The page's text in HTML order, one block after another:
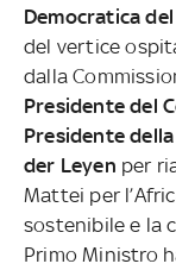
Democratica
del vertice
dalla
Presidente del
Presidente
der Leyen per
Mattei per
sostenibile e la
Primo Ministro